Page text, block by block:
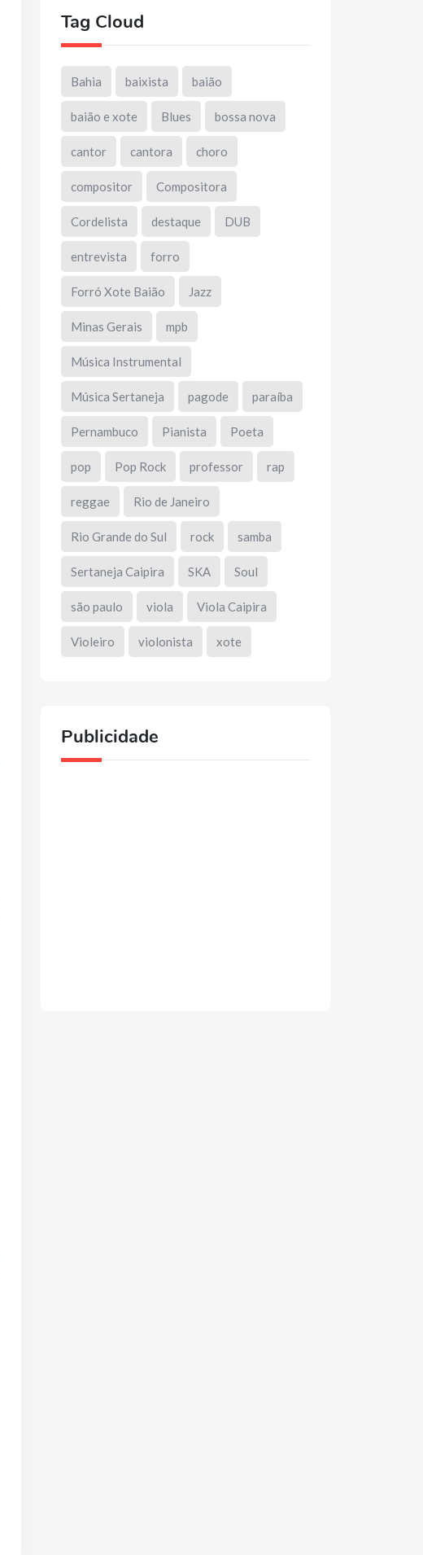
Tag Cloud
Bahia baixista baião
baião e xote Blues bossa nova
cantor cantora choro
compositor Compositora
Cordelista destaque DUB
entrevista forro
Forró Xote Baião Jazz
Minas Gerais mpb
Música Instrumental
Música Sertaneja pagode paraíba
Pernambuco Pianista Poeta
pop Pop Rock professor rap
reggae Rio de Janeiro
Rio Grande do Sul rock samba
Sertaneja Caipira SKA Soul
são paulo viola Viola Caipira
Violeiro violonista xote
Publicidade